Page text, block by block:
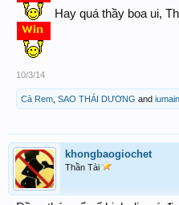
Hay quá thầy boa ui,
10/3/14
Cà Rem SAO THÁI DƯƠNG and
khongbaogiochet
Thần Tài